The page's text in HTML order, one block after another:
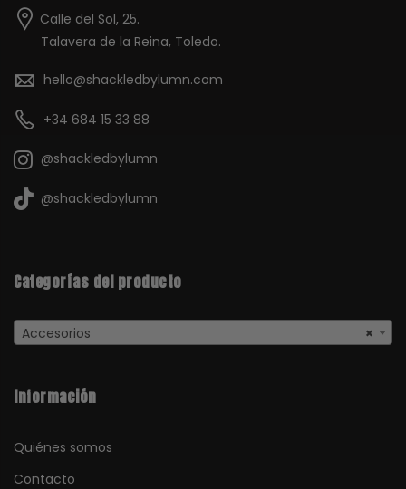
Calle del Sol, 25.
Talavera de la Reina, Toledo.
hello@shackledbylumn.com
+34 684 15 33 88
@shackledbylumn
@shackledbylumn
Categorías del producto
×
Accesorios
Información
Quiénes somos
Contacto